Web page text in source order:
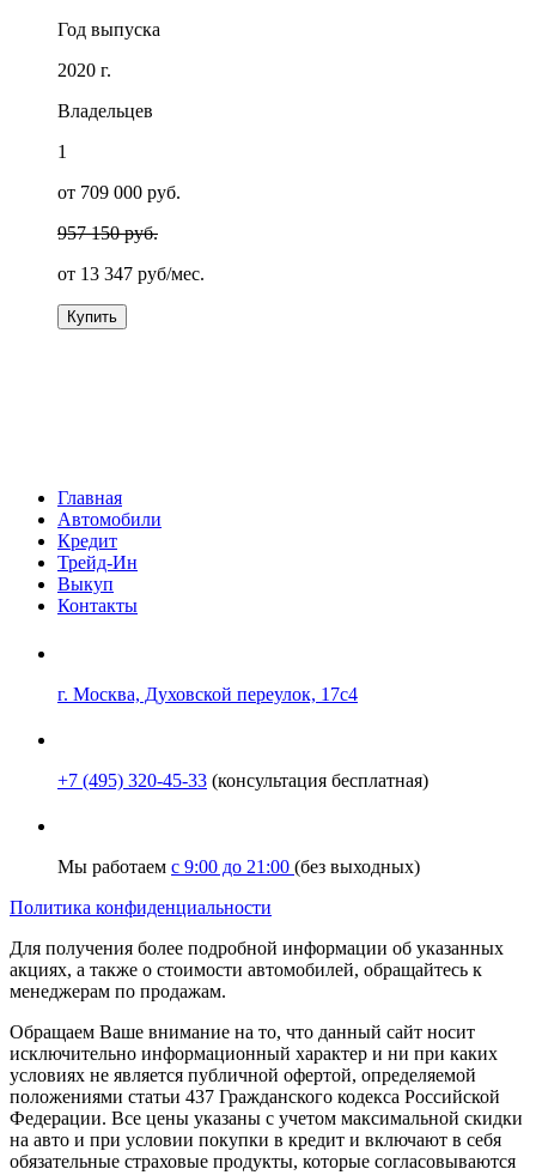
Год выпуска
2020 г.
Владельцев
1
от 709 000 руб.
957 150 руб.
от 13 347 руб/мес.
Купить
Главная
Автомобили
Кредит
Трейд-Ин
Выкуп
Контакты
г. Москва, Духовской переулок, 17с4
+7 (495) 320-45-33 (консультация бесплатная)
Мы работаем с 9:00 до 21:00 (без выходных)
Политика конфиденциальности
Для получения более подробной информации об указанных
акциях, а также о стоимости автомобилей, обращайтесь к
менеджерам по продажам.
Обращаем Ваше внимание на то, что данный сайт носит
исключительно информационный характер и ни при каких
условиях не является публичной офертой, определяемой
положениями статьи 437 Гражданского кодекса Российской
Федерации. Все цены указаны с учетом максимальной скидки
на авто и при условии покупки в кредит и включают в себя
обязательные страховые продукты, которые согласовываются